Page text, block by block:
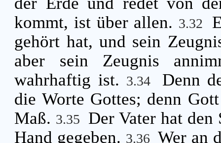
kommt, ist über allen. 3.32
gehört hat, und sein
aber sein Zeugnis
wahrhaftig ist. 3.34
Denn
die Worte Gottes; denn
Maß. 3.35
Der Vater hat
Hand gegeben. 3.36 Wer an